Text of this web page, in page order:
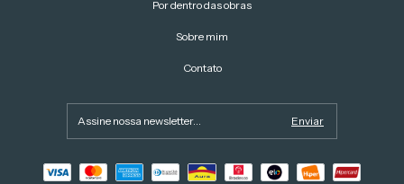
Por dentro das obras
Sobre mim
Contato